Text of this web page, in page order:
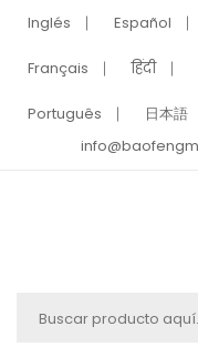
Inglés Español
Français हिंदी
Português
日本語